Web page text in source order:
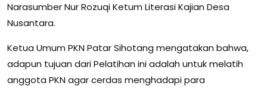
Narasumber Nur Rozuqi Ketum Literasi Kajian Desa
Nusantara.
Ketua Umum PKN Patar Sihotang mengatakan bahwa,
adapun tujuan dari Pelatihan ini adalah untuk melatih
anggota PKN agar cerdas menghadapi para